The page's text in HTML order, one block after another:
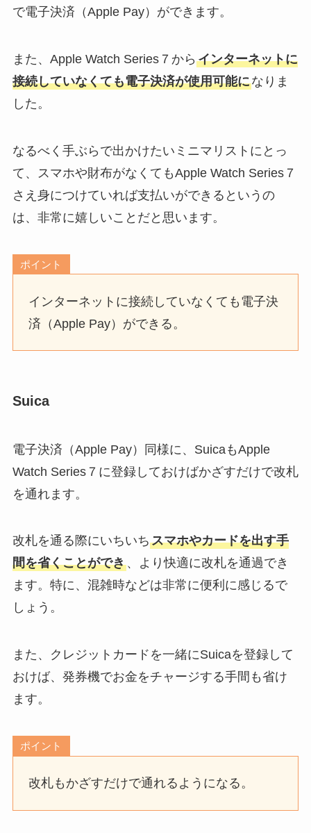
で電子決済（Apple Pay）ができます。
また、Apple Watch Series７から インターネットに
接続していなくても電子決済が使用可能になりま
した。
なるべく手ぶらで出かけたいミニマリストにとっ
て、スマホや財布がなくてもApple Watch Series７
さえ身につけていれば支払いができるというの
は、非常に嬉しいことだと思います。
ポイント
インターネットに接続していなくても電子決
済（Apple Pay）ができる。
Suica
電子決済（Apple Pay）同様に、SuicaもApple
Watch Series７に登録しておけばかざすだけで改札
を通れます。
改札を通る際にいちいちスマホやカードを出す手
間を省くことができ、より快適に改札を通過でき
ます。特に、混雑時などは非常に便利に感じるで
しょう。
また、クレジットカードを一緒にSuicaを登録して
おけば、発券機でお金をチャージする手間も省け
ます。
ポイント
改札もかざすだけで通れるようになる。